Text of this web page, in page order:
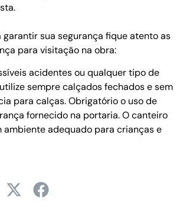
garantir sua segurança fique atento as
para visitação na obra:
acidentes ou qualquer tipo de
sempre calçados fechados e sem
para calças. Obrigatório o uso de
fornecido na portaria. O canteiro
ambiente adequado para crianças e